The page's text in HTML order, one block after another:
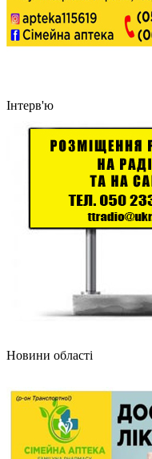
Інтерв'ю
Новини області